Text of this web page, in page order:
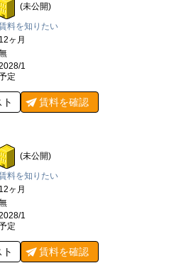
あります。さらに、丸ノ内線・日比
「霞ヶ関駅」や都営三田線「内幸町
ネスの中心である「新橋駅」も近距
複数路線の利用により、東京駅や品
への移動はもちろん、都内各所や首
てスムーズで、ビジネスの拠点とし
。虎ノ門エリアは、近年「虎ノ門ヒ
進み、国際的なビジネス拠点へと大
層ビルや外資系企業のオフィスが立
滞在環境を提供しています。今後は
で接続される予定で、さらに利便性
暮らしが融合した新しい都市空間が
います。周辺には大手企業の本社ビ
霞が関の中央省庁エリアも徒歩圏内
が容易であることは、規制関連業務
大きなメリットとなるでしょう。加
務所などのビジネス支援機能も集ま
を効率よく進めることが可能です。
富で、ランチや会食、カジュアルな
(未公開)
料を知りたい
12ヶ月
1
定
賃料を確認
(未公開)
料を知りたい
12ヶ月
1
定
賃料を確認